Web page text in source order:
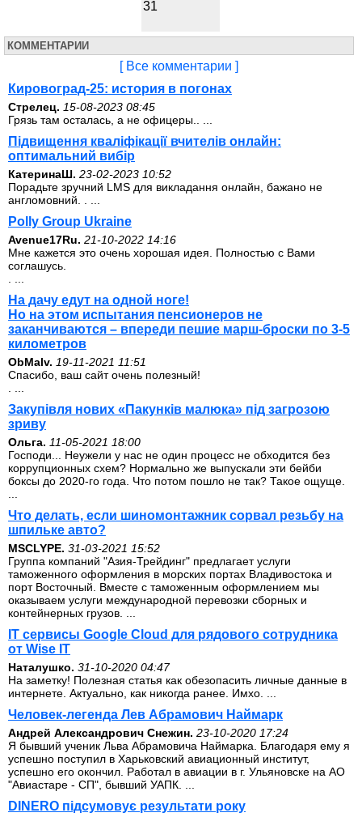
31
КОММЕНТАРИИ
[ Все комментарии ]
Кировоград-25: история в погонах
Стрелец. 15-08-2023 08:45
Грязь там осталась, а не офицеры.. ...
Підвищення кваліфікації вчителів онлайн:
оптимальний вибір
КатеринаШ. 23-02-2023 10:52
Порадьте зручний LMS для викладання онлайн, бажано не
англомовний. . ...
Polly Group Ukraine
Avenue17Ru. 21-10-2022 14:16
Мне кажется это очень хорошая идея. Полностью с Вами
соглашусь.
На дачу едут на одной ноге!
Но на этом испытания пенсионеров не
заканчиваются – впереди пешие марш-броски по 3-5
километров
ОbMalv. 19-11-2021 11:51
Спасибо, ваш сайт очень полезный!
Закупівля нових «Пакунків малюка» під загрозою
зриву
Ольга. 11-05-2021 18:00
Господи... Неужели у нас не один процесс не обходится без
коррупционных схем? Нормально же выпускали эти бейби
боксы до 2020-го года. Что потом пошло не так? Такое ощуще.
Что делать, если шиномонтажник сорвал резьбу на
шпильке авто?
MSCLYPE. 31-03-2021 15:52
Группа компаний "Азия-Трейдинг" предлагает услуги
таможенного оформления в морских портах Владивостока и
порт Восточный. Вместе с таможенным оформлением мы
оказываем услуги международной перевозки сборных и
контейнерных грузов. ...
IT сервисы Google Cloud для рядового сотрудника
от Wise IT
Наталушко. 31-10-2020 04:47
На заметку! Полезная статья как обезопасить личные данные в
интернете. Актуально, как никогда ранее. Имхо. ...
Человек-легенда Лев Абрамович Наймарк
Андрей Александрович Снежин. 23-10-2020 17:24
Я бывший ученик Льва Абрамовича Наймарка. Благодаря ему я
успешно поступил в Харьковский авиационный институт,
успешно его окончил. Работал в авиации в г. Ульяновске на АО
"Авиастаре - СП", бывший УАПК. ...
DINERO підсумовує результати року